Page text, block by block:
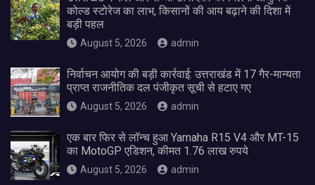
कोल्ड स्टोरेज का लाभ, किसानों की आय बढ़ाने की दिशा में
बड़ी पहल
August 5, 2026 admin
निर्वाचन आयोग की बड़ी कार्रवाई: उत्तराखंड में 17 गैर-मान्यता
प्राप्त राजनीतिक दल पंजीकृत सूची से हटाए गए
August 5, 2026 admin
एक बार फिर से लॉन्च हुआ Yamaha R15 V4 और MT-15
का MotoGP एडिशन, कीमत 1.76 लाख रुपये
August 5, 2026 admin